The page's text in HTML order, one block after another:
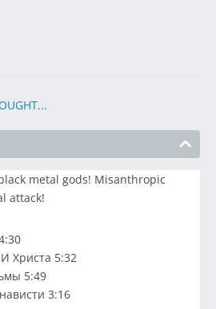
metal gods! Misanthropic
attack!
Христа 5:32
5:49
3:16